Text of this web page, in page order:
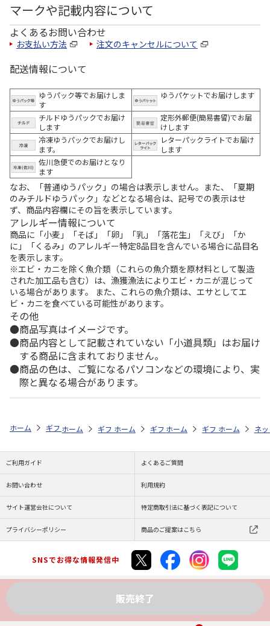
マークや記載内容について
よくあるお問い合わせ
お支払い方法 注文のキャンセルについて
配送情報について
ゆうパック等でお届けしま
す
ゆうパケットでお届けします
チルドゆうパックでお届け
します
定形外郵便(簡易書留)でお届
けします
冷凍ゆうパックでお届けし
ます。
レターパックライトでお届け
します
佐川急便でのお届けとなり
ます
なお、「普通ゆうパック」の場合は表示しません。また、「夏期
のみチルドゆうパック」などとなる場合は、記号での表示はせ
ず、商品内容欄にその旨を表示しています。
アレルギー情報について
商品に「小麦」「そば」「卵」「乳」「落花生」「えび」「か
に」「くるみ」のアレルギー特定8品目を含んでいる場合に品目名
を表示します。
※エビ・カニを除く魚介類（これらの魚介類を原材料として製造
された加工品も含む）は、漁獲漁法によりエビ・カニが混じって
いる場合があります。 また、これらの魚介類は、エサとしてエ
ビ・カニを食べている可能性があります。
その他
商品写真はイメージです。
商品内容として記載されていない「小道具類」はお届け
する商品に含まれておりません。
商品の色は、ご覧になるパソコンなどの環境により、実
際と異なる場合があります。
販売終了
ホーム ギフトストア お中元・夏ギフト特集 2026 ドリンク ＜
ホーム ギフトストア お中元・夏ギフト特集 2026
ホーム ギフトストア お中元・夏ギフト
ホーム ギフトストア お
ホーム ネ
ご利用ガイド よくあるご質問
お問い合わせ 利用規約
サイト運営会社について 特定商取引法に基づく表記について
プライバシーポリシー 商品のご提案はこちら
SNSでお得な情報発信中